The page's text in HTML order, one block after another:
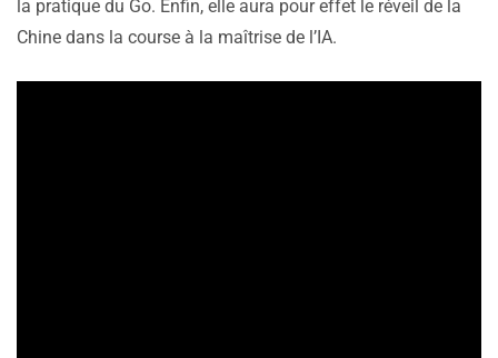
la pratique du Go. Enfin, elle aura pour effet le réveil de la
Chine dans la course à la maîtrise de l’IA.